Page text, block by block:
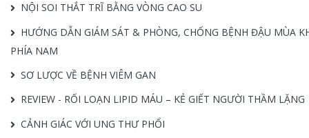
NỘI SOI THẮT TRĨ BẰNG VÒNG CAO SU
HƯỚNG DẪN GIÁM SÁT & PHÒNG, CHỐNG BỆNH ĐẬU MÙA
PHÍA NAM
SƠ LƯỢC VỀ BỆNH VIÊM GAN
REVIEW - RỐI LOẠN LIPID MÁU – KẺ GIẾT NGƯỜI THẦM LẶNG
CẢNH GIÁC VỚI UNG THƯ PHỔI